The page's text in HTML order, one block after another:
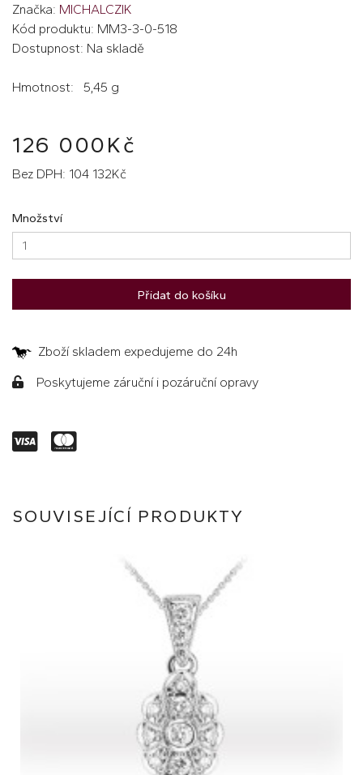
Značka: MICHALCZIK
Kód produktu: MM3-3-0-518
Dostupnost: Na skladě
Hmotnost: 5,45 g
126 000Kč
Bez DPH: 104 132Kč
Množství
Přidat do košíku
Zboží skladem expedujeme do 24h
Poskytujeme záruční i pozáruční opravy
SOUVISEJÍCÍ PRODUKTY